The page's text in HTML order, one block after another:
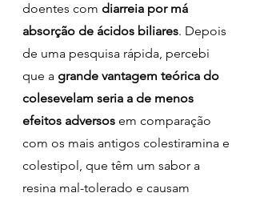
doentes com diarreia por má
absorção de ácidos biliares. Depois
de uma pesquisa rápida, percebi
que a grande vantagem teórica do
colesevelam seria a de menos
efeitos adversos em comparação
com os mais antigos colestiramina e
colestipol, que têm um sabor a
resina mal-tolerado e causam